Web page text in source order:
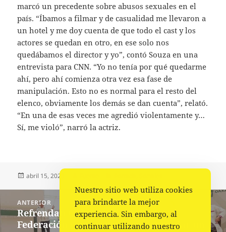
marcó un precedente sobre abusos sexuales en el
país. “Íbamos a filmar y de casualidad me llevaron a
un hotel y me doy cuenta de que todo el cast y los
actores se quedan en otro, en ese solo nos
quedábamos el director y yo”, contó Souza en una
entrevista para CNN. “Yo no tenía por qué quedarme
ahí, pero ahí comienza otra vez esa fase de
manipulación. Esto no es normal para el resto del
elenco, obviamente los demás se dan cuenta”, relató.
“En una de esas veces me agredió violentamente y…
Sí, me violó”, narró la actriz.
Publicado
abril 15, 2023
de
entradas
ANTERIOR
Entrada
anterior:
Refrendan Gobierno de Oaxaca y
Federación compromiso para brindar un
Nuestro sitio web utiliza cookies
para brindarte la mejor
experiencia. Sin embargo, al
continuar utilizando nuestro